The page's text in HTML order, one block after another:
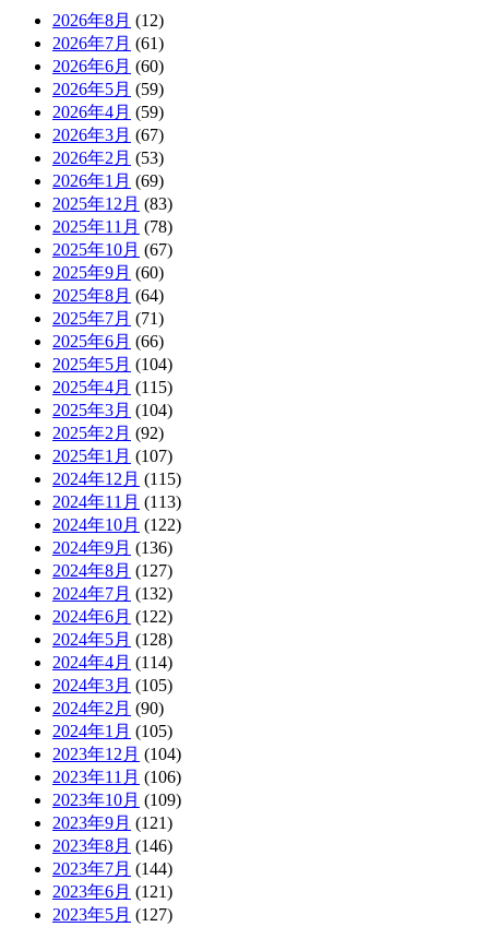
2026年8月 (12)
2026年7月 (61)
2026年6月 (60)
2026年5月 (59)
2026年4月 (59)
2026年3月 (67)
2026年2月 (53)
2026年1月 (69)
2025年12月 (83)
2025年11月 (78)
2025年10月 (67)
2025年9月 (60)
2025年8月 (64)
2025年7月 (71)
2025年6月 (66)
2025年5月 (104)
2025年4月 (115)
2025年3月 (104)
2025年2月 (92)
2025年1月 (107)
2024年12月 (115)
2024年11月 (113)
2024年10月 (122)
2024年9月 (136)
2024年8月 (127)
2024年7月 (132)
2024年6月 (122)
2024年5月 (128)
2024年4月 (114)
2024年3月 (105)
2024年2月 (90)
2024年1月 (105)
2023年12月 (104)
2023年11月 (106)
2023年10月 (109)
2023年9月 (121)
2023年8月 (146)
2023年7月 (144)
2023年6月 (121)
2023年5月 (127)